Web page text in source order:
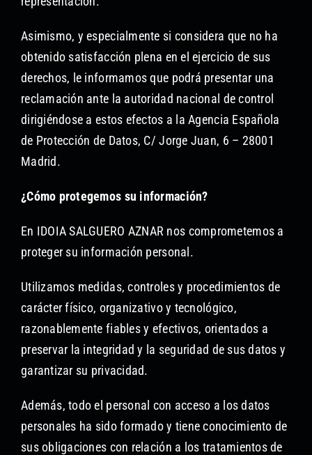
Asimismo, y especialmente si considera que no ha
obtenido satisfacción plena en el ejercicio de sus
derechos, le informamos que podrá presentar una
reclamación ante la autoridad nacional de control
dirigiéndose a estos efectos a la Agencia Española
de Protección de Datos, C/ Jorge Juan, 6 – 28001
Madrid.
¿Cómo protegemos su información?
En IDOIA SALGUERO AZNAR nos comprometemos a
proteger su información personal.
Utilizamos medidas, controles y procedimientos de
carácter físico, organizativo y tecnológico,
razonablemente fiables y efectivos, orientados a
preservar la integridad y la seguridad de sus datos y
garantizar su privacidad.
Además, todo el personal con acceso a los datos
personales ha sido formado y tiene conocimiento de
sus obligaciones con relación a los tratamientos de